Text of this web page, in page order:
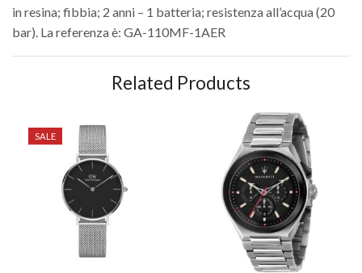
in resina; fibbia; 2 anni – 1 batteria; resistenza all’acqua (20
bar). La referenza è: GA-110MF-1AER
Related Products
SALE